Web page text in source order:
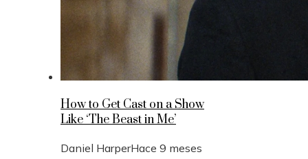
How to Get Cast on a Show
Like ‘The Beast in Me’
Daniel HarperHace 9 meses